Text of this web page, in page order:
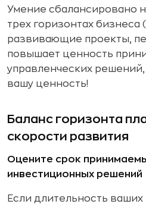
Умение сбалансировано
трех горизонтах бизнеса
развивающие проекты,
повышает ценность
управленческих решений,
вашу ценность!
Баланс горизонта
скорости развития
Оцените срок
инвестиционных решений
Если длительность